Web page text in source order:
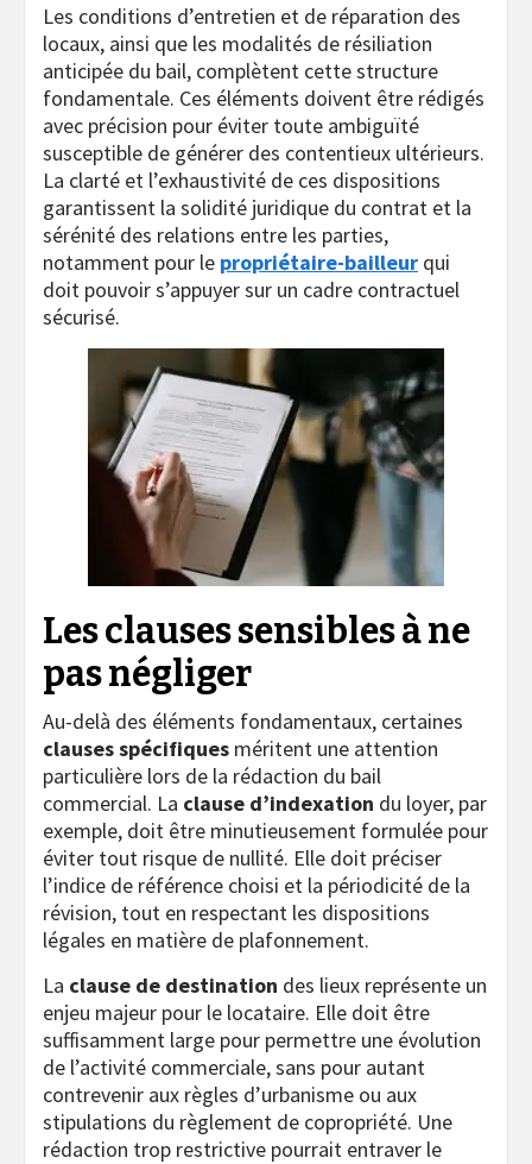
Les conditions d’entretien et de réparation des
locaux, ainsi que les modalités de résiliation
anticipée du bail, complètent cette structure
fondamentale. Ces éléments doivent être rédigés
avec précision pour éviter toute ambiguïté
susceptible de générer des contentieux ultérieurs.
La clarté et l’exhaustivité de ces dispositions
garantissent la solidité juridique du contrat et la
sérénité des relations entre les parties,
notamment pour le propriétaire-bailleur qui
doit pouvoir s’appuyer sur un cadre contractuel
sécurisé.
Les clauses sensibles à ne
pas négliger
Au-delà des éléments fondamentaux, certaines
clauses spécifiques méritent une attention
particulière lors de la rédaction du bail
commercial. La clause d’indexation du loyer, par
exemple, doit être minutieusement formulée pour
éviter tout risque de nullité. Elle doit préciser
l’indice de référence choisi et la périodicité de la
révision, tout en respectant les dispositions
légales en matière de plafonnement.
La clause de destination des lieux représente un
enjeu majeur pour le locataire. Elle doit être
suffisamment large pour permettre une évolution
de l’activité commerciale, sans pour autant
contrevenir aux règles d’urbanisme ou aux
stipulations du règlement de copropriété. Une
rédaction trop restrictive pourrait entraver le